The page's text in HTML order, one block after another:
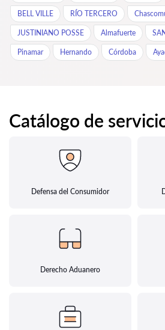
BELL VILLE RÍO TERCERO
JUSTINIANO POSSE Almafuerte
Pinamar Hernando Córdoba
Catálogo de
Defensa del Consumidor
Derecho Aduanero